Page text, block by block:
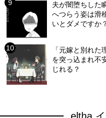
夫が闇堕ちした
へつらう姿は滑
いとダメですか
「元嫁と別れ
を突っ込まれ不
じれる？